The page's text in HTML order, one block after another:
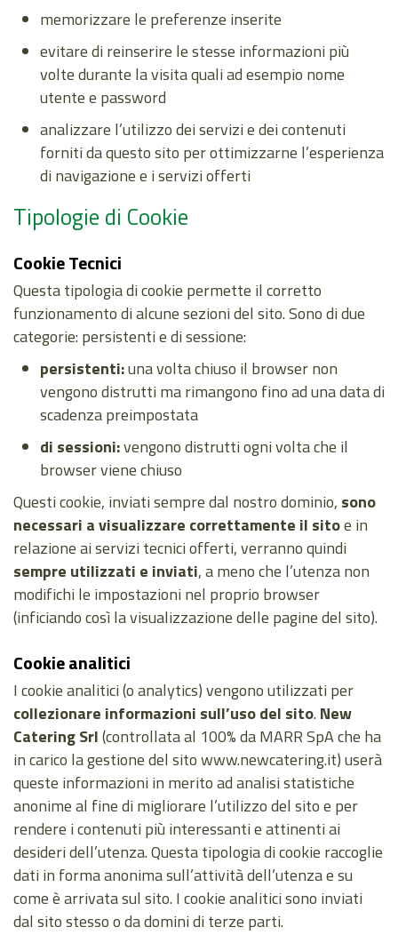
memorizzare le preferenze inserite
evitare di reinserire le stesse informazioni più
volte durante la visita quali ad esempio nome
utente e password
analizzare l’utilizzo dei servizi e dei contenuti
forniti da questo sito per ottimizzarne l’esperienza
di navigazione e i servizi offerti
Tipologie di Cookie
Cookie Tecnici
Questa tipologia di cookie permette il corretto
funzionamento di alcune sezioni del sito. Sono di due
categorie: persistenti e di sessione:
persistenti:una volta chiuso il browser non
vengono distrutti ma rimangono fino ad una data di
scadenza preimpostata
di sessioni:vengono distrutti ogni volta che il
browser viene chiuso
Questi cookie, inviati sempre dal nostro dominio, sono
necessari a visualizzare correttamente il sitoe in
relazione ai servizi tecnici offerti, verranno quindi
sempre utilizzati e inviati, a meno che l’utenza non
modifichi le impostazioni nel proprio browser
(inficiando così la visualizzazione delle pagine del sito).
Cookie analitici
I cookie analitici (o analytics) vengono utilizzati per
collezionare informazioni sull’uso del sito. New
Catering Srl(controllata al 100% da MARR SpA che ha
in carico la gestione del sito www.newcatering.it) userà
queste informazioni in merito ad analisi statistiche
anonime al fine di migliorare l’utilizzo del sito e per
rendere i contenuti più interessanti e attinenti ai
desideri dell’utenza. Questa tipologia di cookie raccoglie
dati in forma anonima sull’attività dell’utenza e su
come è arrivata sul sito. I cookie analitici sono inviati
dal sito stesso o da domini di terze parti.